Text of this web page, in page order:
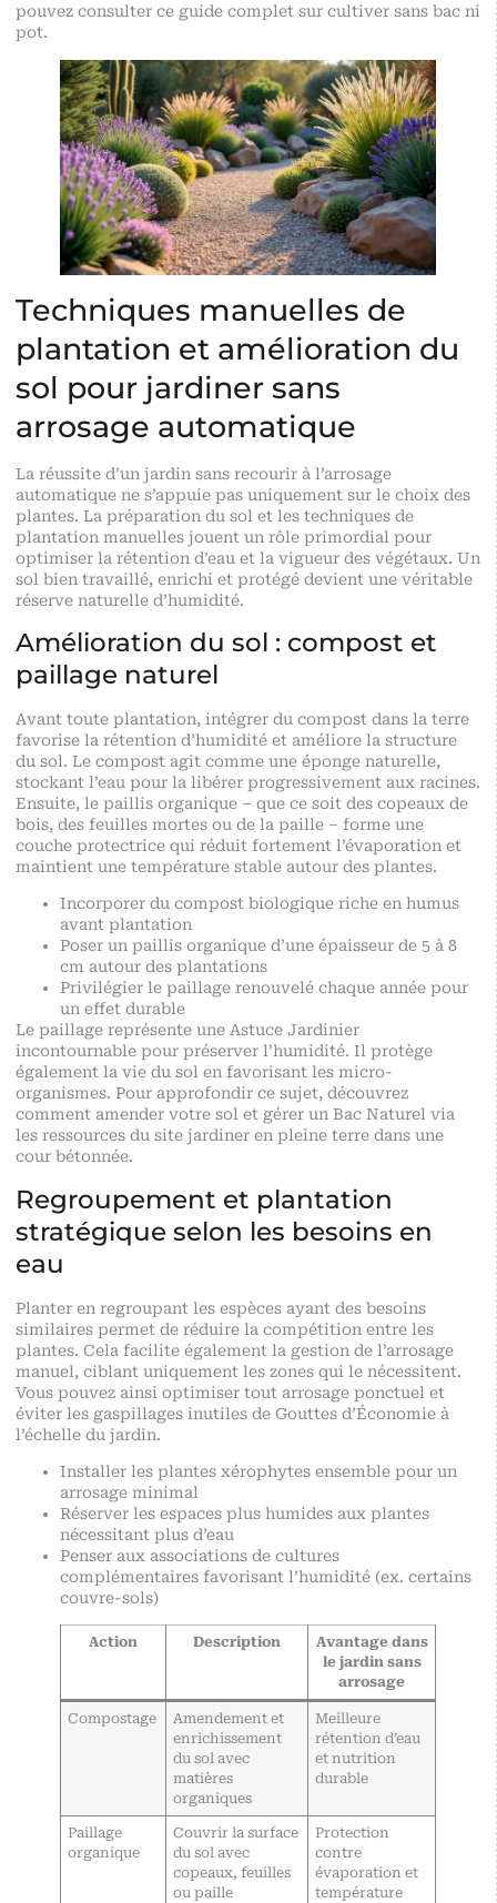
pouvez consulter ce guide complet sur cultiver sans bac ni
pot.
Techniques manuelles de
plantation et amélioration du
sol pour jardiner sans
arrosage automatique
La réussite d’un jardin sans recourir à l’arrosage
automatique ne s’appuie pas uniquement sur le choix des
plantes. La préparation du sol et les techniques de
plantation manuelles jouent un rôle primordial pour
optimiser la rétention d’eau et la vigueur des végétaux. Un
sol bien travaillé, enrichi et protégé devient une véritable
réserve naturelle d’humidité.
Amélioration du sol : compost et
paillage naturel
Avant toute plantation, intégrer du compost dans la terre
favorise la rétention d’humidité et améliore la structure
du sol. Le compost agit comme une éponge naturelle,
stockant l’eau pour la libérer progressivement aux racines.
Ensuite, le paillis organique – que ce soit des copeaux de
bois, des feuilles mortes ou de la paille – forme une
couche protectrice qui réduit fortement l’évaporation et
maintient une température stable autour des plantes.
Incorporer du compost biologique riche en humus
avant plantation
Poser un paillis organique d’une épaisseur de 5 à 8
cm autour des plantations
Privilégier le paillage renouvelé chaque année pour
un effet durable
Le paillage représente une Astuce Jardinier
incontournable pour préserver l’humidité. Il protège
également la vie du sol en favorisant les micro-
organismes. Pour approfondir ce sujet, découvrez
comment amender votre sol et gérer un Bac Naturel via
les ressources du site jardiner en pleine terre dans une
cour bétonnée.
Regroupement et plantation
stratégique selon les besoins en
eau
Planter en regroupant les espèces ayant des besoins
similaires permet de réduire la compétition entre les
plantes. Cela facilite également la gestion de l’arrosage
manuel, ciblant uniquement les zones qui le nécessitent.
Vous pouvez ainsi optimiser tout arrosage ponctuel et
éviter les gaspillages inutiles de Gouttes d’Économie à
l’échelle du jardin.
Installer les plantes xérophytes ensemble pour un
arrosage minimal
Réserver les espaces plus humides aux plantes
nécessitant plus d’eau
Penser aux associations de cultures
complémentaires favorisant l’humidité (ex. certains
couvre-sols)
Action Description
Avantage dans
le jardin sans
arrosage
Compostage
Amendement et
enrichissement
du sol avec
matières
organiques
Meilleure
rétention d’eau
et nutrition
durable
Paillage
organique
Couvrir la surface
du sol avec
copeaux, feuilles
ou paille
Protection
contre
évaporation et
température